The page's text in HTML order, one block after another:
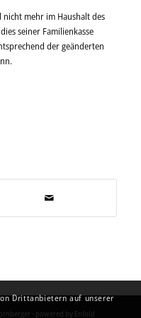
mehr im Haushalt des
seiner Familienkasse
der geänderten
- powered by Enfold
Drittanbietern auf unserer